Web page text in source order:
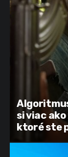
si viac
ktoré ste